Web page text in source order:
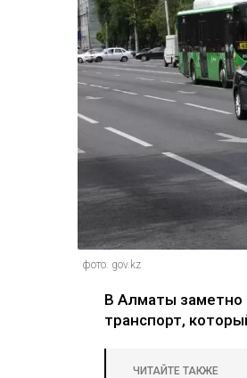
фото: gov.kz
В Алматы заметно
транспорт,
ЧИТАЙТЕ ТАКЖЕ